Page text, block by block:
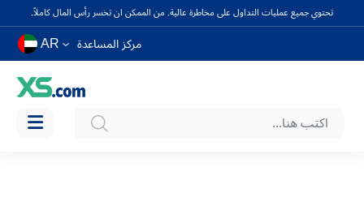
تحتوي جميع عمليات التداول على مخاطرة عالية. من الممكن ان تخسر رأس المال كاملاً.
مركز المساعدة AR